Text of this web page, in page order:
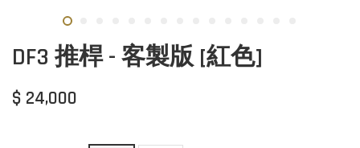
DF3 推桿 - 客製版 [紅色]
$ 24,000